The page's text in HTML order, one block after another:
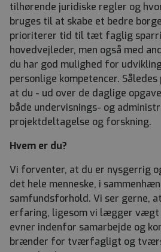
tilhørende juridiske regler og
bruges til at skabe et bedre
prioriterer tid til tæt faglig
hovedvejleder, men også med
du har god mulighed for
personlige kompetencer.
at du - ud over de daglige
både undervisnings- og
projektdeltagelse og forskning.
Hvem er du?
Vi forventer, at du er nysgerrig
det hele menneske, i
samfundsforhold. Vi ser gerne,
erfaring, ligesom vi lægger vægt
evner indenfor samarbejde og
brænder for tværfagligt og